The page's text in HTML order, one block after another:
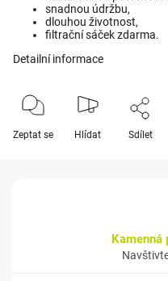
snadnou údržbu,
dlouhou životnost,
filtrační sáček zdarma.
Detailní informace
Zeptat se Hlídat Sdílet
Kamenná